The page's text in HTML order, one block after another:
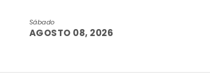
Sábado
AGOSTO 08, 2026